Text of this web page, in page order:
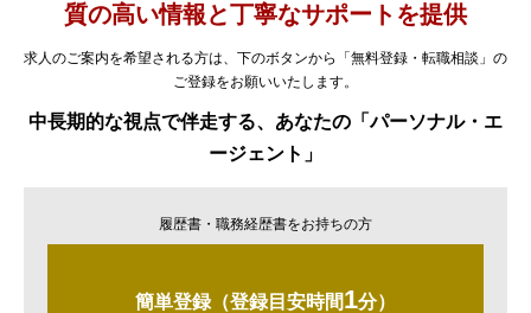
質の高い情報と丁寧なサポートを提供
求人のご案内を希望される方は、下のボタンから「無料登録・転職相談」の
ご登録をお願いいたします。
中長期的な視点で伴走する、あなたの「パーソナル・エ
ージェント」
履歴書・職務経歴書をお持ちの方
簡単登録（登録目安時間1分）